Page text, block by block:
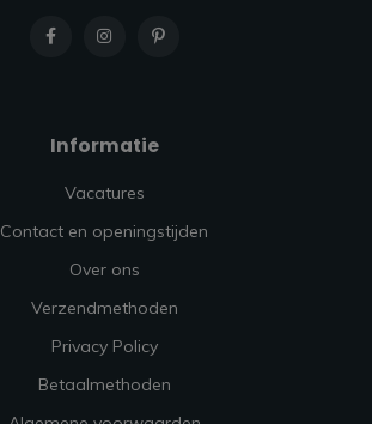
Informatie
Vacatures
Contact en openingstijden
Over ons
Verzendmethoden
Privacy Policy
Betaalmethoden